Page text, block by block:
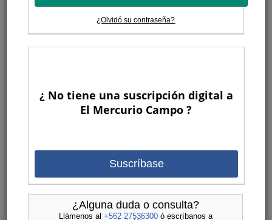
¿Olvidó su contraseña?
¿ No tiene una suscripción digital a
El Mercurio Campo ?
Suscríbase
¿Alguna duda o consulta?
Llámenos al +562 27536300ó escríbanos a